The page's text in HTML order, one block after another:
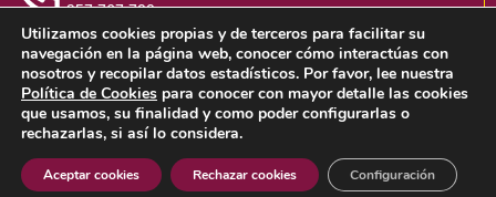
957 767 700
Aviso LegalPolítica de Privacidad
Utilizamos cookies propias y de terceros para facilitar su
navegación en la página web, conocer cómo interactúas con
nosotros y recopilar datos estadísticos. Por favor, lee nuestra
Política de Cookies para conocer con mayor detalle las cookies
que usamos, su finalidad y como poder configurarlas o
rechazarlas, si así lo considera.
Aceptar cookies Rechazar cookies Configuración